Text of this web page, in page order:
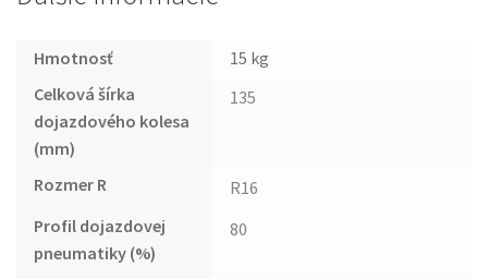
Hmotnosť
15 kg
Celková šírka
dojazdového kolesa
(mm)
135
Rozmer R
R16
Profil dojazdovej
pneumatiky (%)
80